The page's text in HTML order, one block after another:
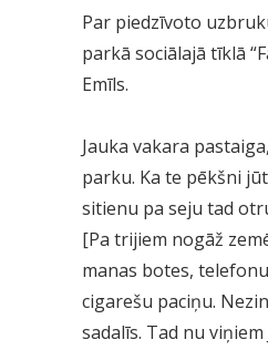
Par piedzīvoto
parkā sociālajā tīklā
Emīls.
Jauka vakara
parku. Ka te pēkšni
sitienu pa seju tad
[Pa trijiem nogāž
manas botes,
cigarešu paciņu.
sadalīs. Tad nu